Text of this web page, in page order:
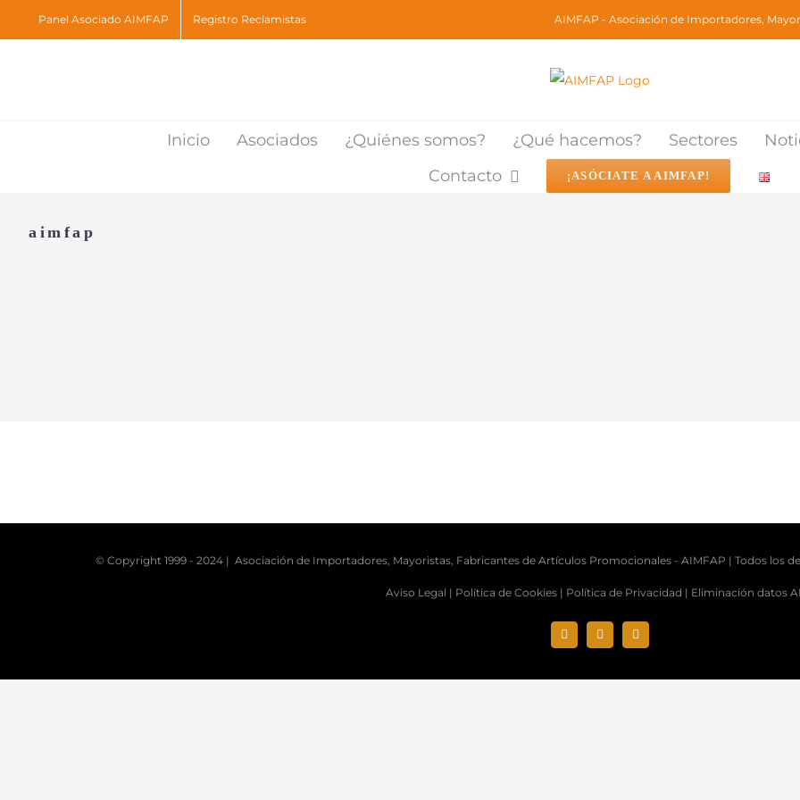
to
Panel Asociado AIMFAP Registro Reclamistas AIMFAP - Asociación de Importadores,
Inicio Asociados ¿Quiénes somos? ¿Qué hacemos? Sectores
Contacto
¡ASÓCIATE A AIMFAP!
aimfap
© Copyright 1999 - 2024 | Asociación de Importadores, Mayoristas, Fabricantes de Artículos Promocionales - AIMFAP | Todos los
Aviso Legal | Política de Cookies | Política de Privacidad | Eliminación datos
Instagram
X LinkedIn